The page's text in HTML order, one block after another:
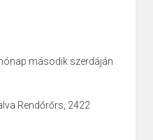
második szerdáján
Rendőrőrs, 2422